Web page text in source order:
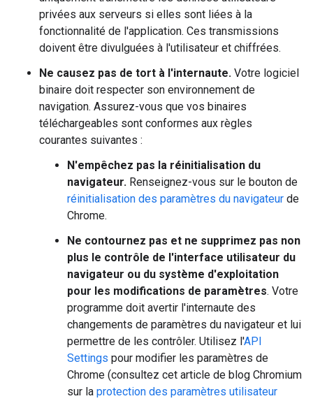
privées aux serveurs si elles sont liées à la
fonctionnalité de l'application. Ces transmissions
doivent être divulguées à l'utilisateur et chiffrées.
Ne causez pas de tort à l'internaute. Votre logiciel
binaire doit respecter son environnement de
navigation. Assurez-vous que vos binaires
téléchargeables sont conformes aux règles
courantes suivantes :
N'empêchez pas la réinitialisation du
navigateur. Renseignez-vous sur le bouton de
réinitialisation des paramètres du navigateur de
Chrome.
Ne contournez pas et ne supprimez pas non
plus le contrôle de l'interface utilisateur du
navigateur ou du système d'exploitation
pour les modifications de paramètres. Votre
programme doit avertir l'internaute des
changements de paramètres du navigateur et lui
permettre de les contrôler. Utilisez l'API
Settings pour modifier les paramètres de
Chrome (consultez cet article de blog Chromium
sur la protection des paramètres utilisateur